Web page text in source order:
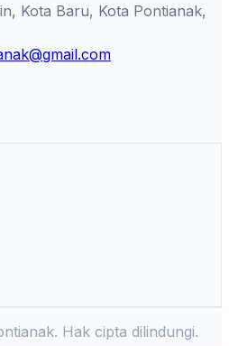
Kota Baru, Kota Pontianak,
Hak cipta dilindungi.